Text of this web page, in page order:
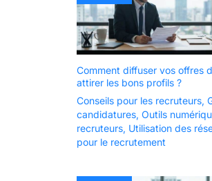
Comment diffuser vos offres
attirer les bons profils ?
Conseils pour les recruteurs,
candidatures, Outils
recruteurs, Utilisation des
pour le recrutement